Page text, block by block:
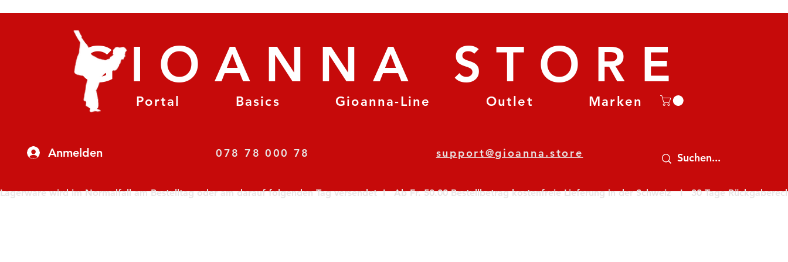
Anmelden
Portal Basics Gioanna-Line Outlet Marken
GIOANNA STORE
078 78 000 78 support@gioanna.store
Lagerware wird im Normalfall am Bestelltag oder am darauf folgenden Tag versendet  I   Ab Fr. 50.00 Bestellbetrag kostenfreie Lieferung in der Schweiz   I   30 Tage